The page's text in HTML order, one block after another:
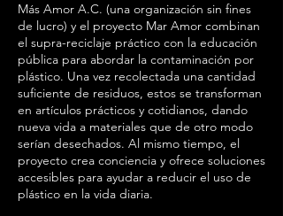
Más Amor A.C. (una organización sin fines
de lucro) y el proyecto Mar Amor combinan
el supra-reciclaje práctico con la educación
pública para abordar la contaminación por
plástico. Una vez recolectada una cantidad
suficiente de residuos, estos se transforman
en artículos prácticos y cotidianos, dando
nueva vida a materiales que de otro modo
serían desechados. Al mismo tiempo, el
proyecto crea conciencia y ofrece soluciones
accesibles para ayudar a reducir el uso de
plástico en la vida diaria.